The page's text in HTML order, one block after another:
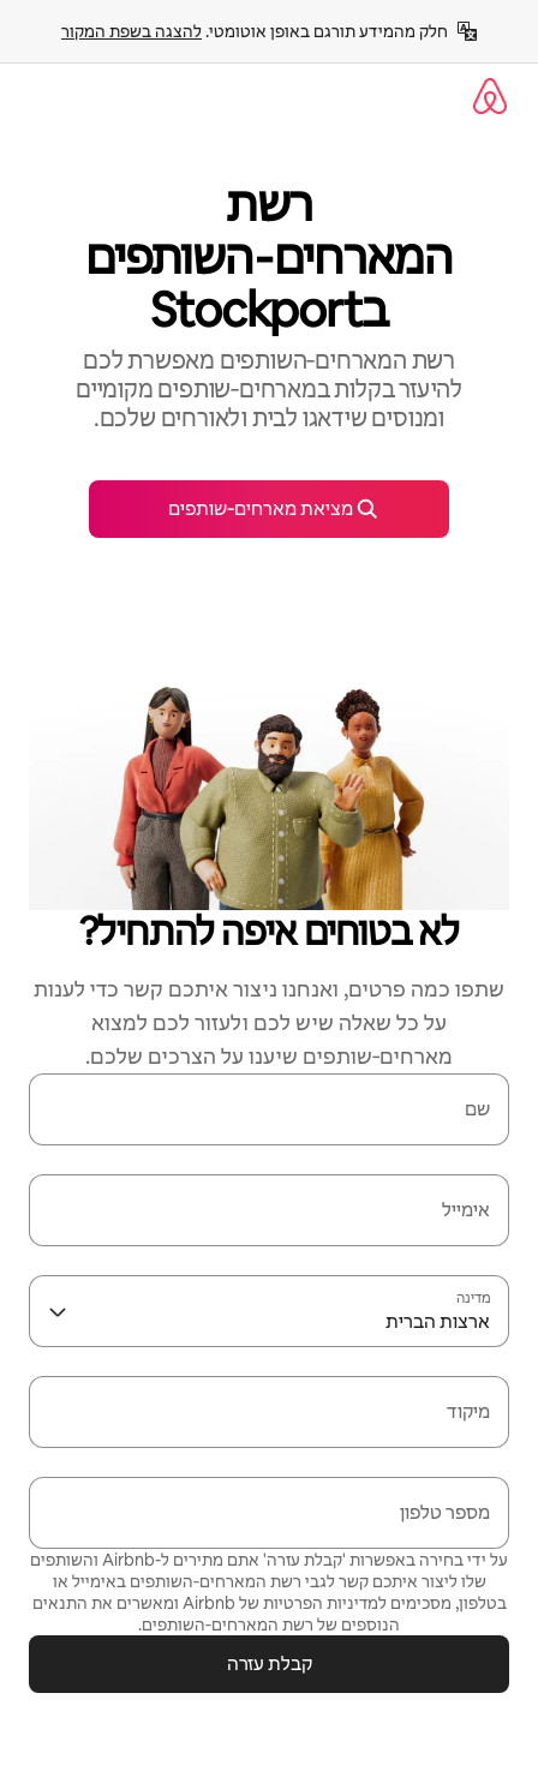
חלק מהמידע תורגם באופן אוטומטי. להצגה בשפת המקור
רשת
המארחים‑השותפים
בStockport
רשת המארחים‑השותפים מאפשרת לכם
להיעזר בקלות במארחים‑שותפים מקומיים
ומנוסים שידאגו לבית ולאורחים שלכם.
מציאת מארחים‑שותפים
לא בטוחים איפה להתחיל?
שתפו כמה פרטים, ואנחנו ניצור איתכם קשר כדי לענות
על כל שאלה שיש לכם ולעזור לכם למצוא
מארחים‑שותפים שיענו על הצרכים שלכם.
שם
אימייל
מדינה
ארצות הברית
מיקוד
מספר טלפון
על ידי בחירה באפשרות 'קבלת עזרה' אתם מתירים ל-Airbnb והשותפים
שלו ליצור איתכם קשר לגבי רשת המארחים‑השותפים באימייל או
בטלפון, מסכימים למדיניות הפרטיות של Airbnb ומאשרים את
התנאים
הנוספים של רשת המארחים‑השותפים.
קבלת עזרה